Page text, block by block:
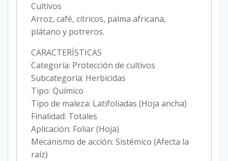
Cultivos
Arroz, café, cítricos, palma africana,
plátano y potreros.
CARACTERÍSTICAS
Categoría: Protección de cultivos
Subcategoría: Herbicidas
Tipo: Químico
Tipo de maleza: Latifoliadas (Hoja ancha)
Finalidad: Totales
Aplicación: Foliar (Hoja)
Mecanismo de acción: Sistémico (Afecta la
raíz)